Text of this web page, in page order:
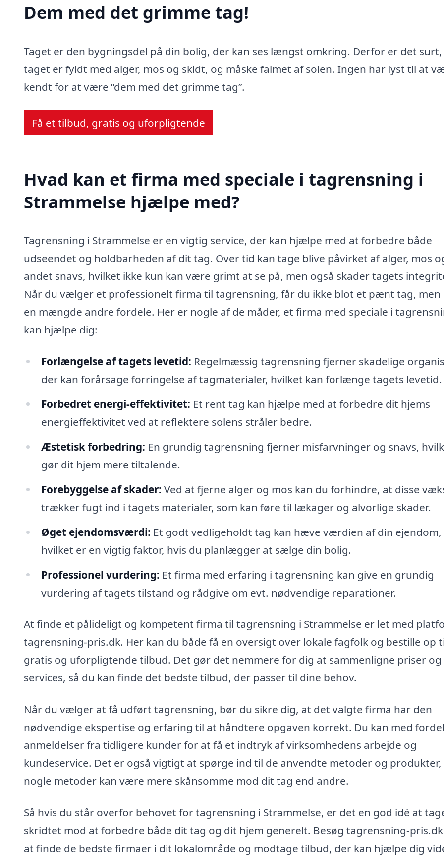
Dem med det grimme tag!
Taget er den bygningsdel på din bolig, der kan ses længst omkring. Derfor er det
taget er fyldt med alger, mos og skidt, og måske falmet af solen. Ingen har lyst til at
kendt for at være ”dem med det grimme tag”.
Få et tilbud, gratis og uforpligtende
Hvad kan et firma med speciale i tagrensning i
Strammelse hjælpe med?
Tagrensning i Strammelse er en vigtig service, der kan hjælpe med at forbedre både
udseendet og holdbarheden af dit tag. Over tid kan tage blive påvirket af alger, mos
andet snavs, hvilket ikke kun kan være grimt at se på, men også skader tagets
Når du vælger et professionelt firma til tagrensning, får du ikke blot et pænt tag, men
en mængde andre fordele. Her er nogle af de måder, et firma med speciale i
kan hjælpe dig:
Forlængelse af tagets levetid: Regelmæssig tagrensning fjerner skadelige
der kan forårsage forringelse af tagmaterialer, hvilket kan forlænge tagets levetid.
Forbedret energi-effektivitet: Et rent tag kan hjælpe med at forbedre dit hjems
energieffektivitet ved at reflektere solens stråler bedre.
Æstetisk forbedring: En grundig tagrensning fjerner misfarvninger og snavs,
gør dit hjem mere tiltalende.
Forebyggelse af skader: Ved at fjerne alger og mos kan du forhindre, at disse
trækker fugt ind i tagets materialer, som kan føre til lækager og alvorlige skader.
Øget ejendomsværdi: Et godt vedligeholdt tag kan hæve værdien af din ejendom,
hvilket er en vigtig faktor, hvis du planlægger at sælge din bolig.
Professionel vurdering: Et firma med erfaring i tagrensning kan give en grundig
vurdering af tagets tilstand og rådgive om evt. nødvendige reparationer.
At finde et pålideligt og kompetent firma til tagrensning i Strammelse er let med
tagrensning-pris.dk. Her kan du både få en oversigt over lokale fagfolk og bestille op
gratis og uforpligtende tilbud. Det gør det nemmere for dig at sammenligne priser og
services, så du kan finde det bedste tilbud, der passer til dine behov.
Når du vælger at få udført tagrensning, bør du sikre dig, at det valgte firma har den
nødvendige ekspertise og erfaring til at håndtere opgaven korrekt. Du kan med
anmeldelser fra tidligere kunder for at få et indtryk af virksomhedens arbejde og
kundeservice. Det er også vigtigt at spørge ind til de anvendte metoder og produkter,
nogle metoder kan være mere skånsomme mod dit tag end andre.
Så hvis du står overfor behovet for tagrensning i Strammelse, er det en god idé at
skridtet mod at forbedre både dit tag og dit hjem generelt. Besøg tagrensning-
at finde de bedste firmaer i dit lokalområde og modtage tilbud, der kan hjælpe dig